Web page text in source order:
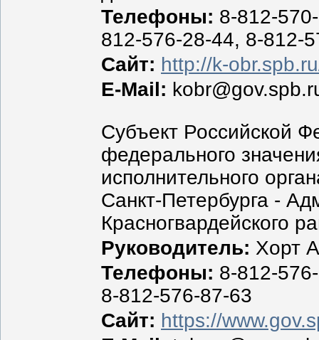
Телефоны: 8-812-
812-576-28-44, 8-812-
Сайт: http://k-
E-Mail:
Субъект Российской
федерального
исполнительного
Санкт-Петербурга -
Красногвардейского
Руководитель: Хорт
Телефоны: 8-812-
8-812-576-87-63
Сайт: https://